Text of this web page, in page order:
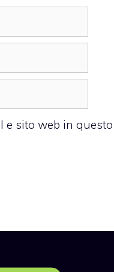
e sito web in